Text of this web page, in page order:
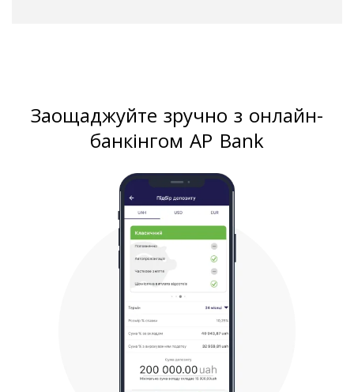
Заощаджуйте зручно з онлайн-
банкінгом AP Bank